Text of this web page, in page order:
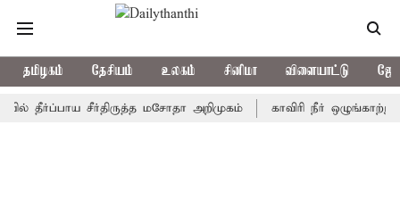
தமிழகம் தேசியம் உலகம் சினிமா விளையாட்டு
சீர்திருத்த மசோதா அறிமுகம் காவிரி நீர் ஒழுங்காற்று குழு